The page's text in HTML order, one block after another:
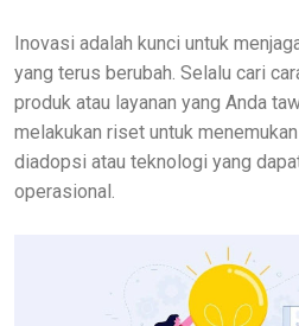
Inovasi adalah kunci untuk
yang terus berubah. Selalu cari
produk atau layanan yang Anda
melakukan riset untuk
diadopsi atau teknologi yang
operasional.